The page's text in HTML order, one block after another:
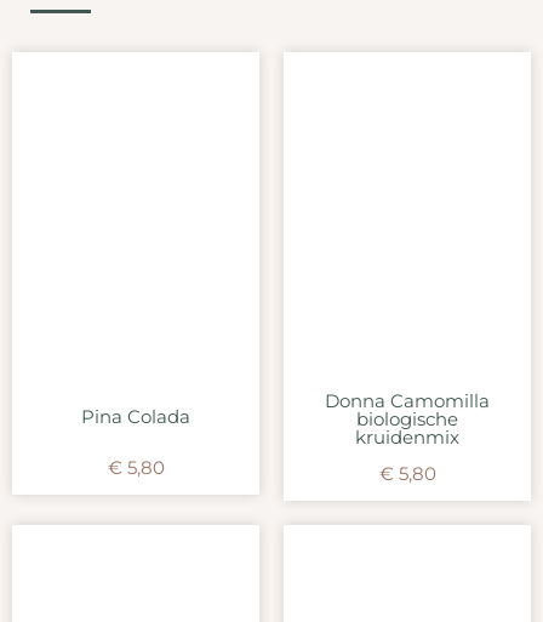
Pina Colada
€ 5,80
Donna Camomilla
biologische
kruidenmix
€ 5,80